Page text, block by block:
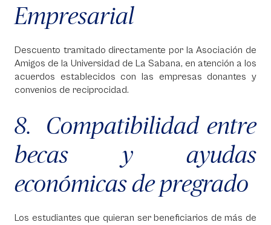
Empresarial
Descuento tramitado directamente por la Asociación de
Amigos de la Universidad de La Sabana, en atención a los
acuerdos establecidos con las empresas donantes y
convenios de reciprocidad.
8. Compatibilidad entre
becas y ayudas
económicas de pregrado
Los estudiantes que quieran ser beneficiarios de más de